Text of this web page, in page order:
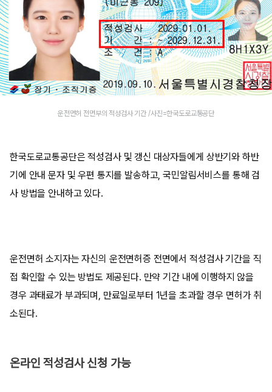
운전면허 전면부의 적성검사 기간 /사진=한국도로교통공단
한국도로교통공단은 적성검사 및 갱신 대상자들에게 상반기와 하반
기에 안내 문자 및 우편 통지를 발송하고, 국민알림서비스를 통해 검
사 방법을 안내하고 있다.
운전면허 소지자는 자신의 운전면허증 전면에서 적성검사 기간을 직
접 확인할 수 있는 방법도 제공된다. 만약 기간 내에 이행하지 않을
경우 과태료가 부과되며, 만료일로부터 1년을 초과할 경우 면허가 취
소된다.
온라인 적성검사 신청 가능